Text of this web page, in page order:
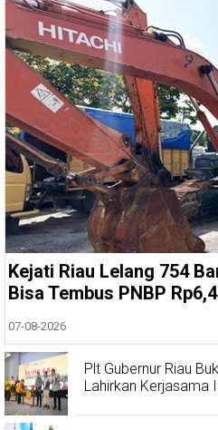
Kejati Riau Lelang 754
Bisa Tembus PNBP
07-08-2026
Plt Gubernur Riau
Lahirkan Kerjasama